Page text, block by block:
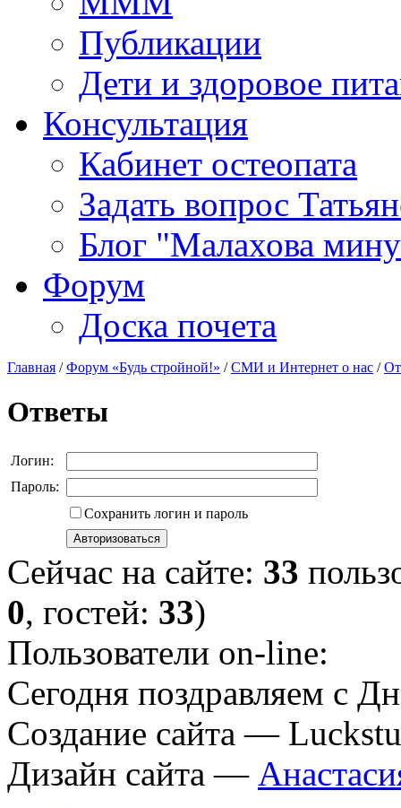
Публикации
Дети и здоровое
Консультация
Кабинет остеопата
Задать вопрос
Блог "Малахова
Форум
Доска почета
Главная /Форум «Будь стройной!» /СМИ и Интернет о нас /
Ответы
Логин:
Пароль:
Сохранить логин и пароль
Сейчас на сайте: 33
0, гостей: 33)
Пользователи on-line:
Cегодня поздравляем с
Создание сайта —
Дизайн сайта —